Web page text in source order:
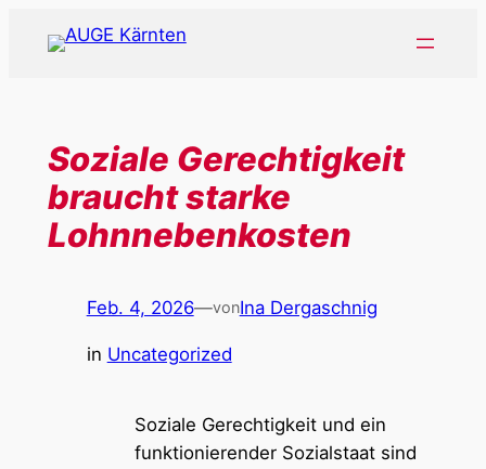
Inhalt
Soziale Gerechtigkeit
braucht starke
Lohnnebenkosten
Feb. 4, 2026—vonIna Dergaschnig
in Uncategorized
Soziale Gerechtigkeit und ein
funktionierender Sozialstaat sind